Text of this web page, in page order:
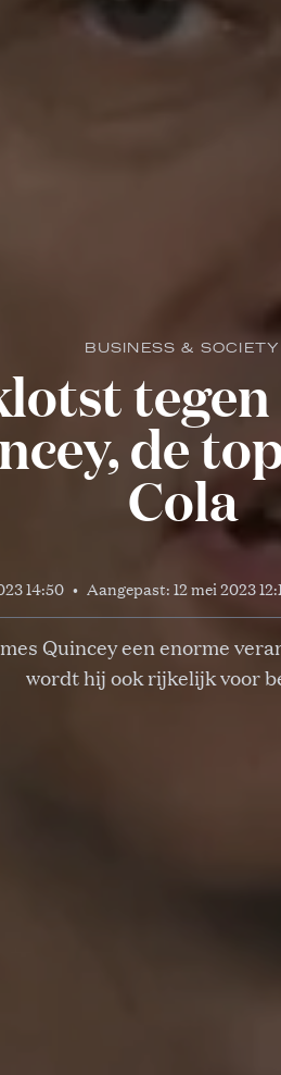
BUSINESS & SOCIETY
de
Cola
14:50 • Aangepast: 12 mei 2023
Quincey een enorme
wordt hij ook rijkelijk voor